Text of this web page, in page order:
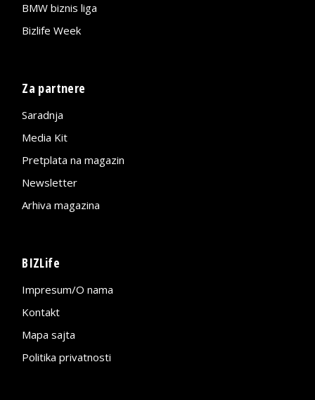
BMW biznis liga
Bizlife Week
Za partnere
Saradnja
Media Kit
Pretplata na magazin
Newsletter
Arhiva magazina
BIZLife
Impresum/O nama
Kontakt
Mapa sajta
Politika privatnosti